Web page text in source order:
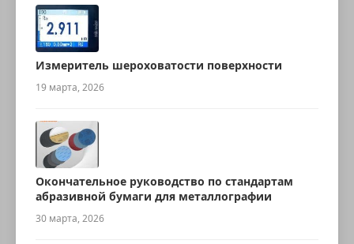
Измеритель шероховатости поверхности
19 марта, 2026
Окончательное руководство по стандартам
абразивной бумаги для металлографии
30 марта, 2026